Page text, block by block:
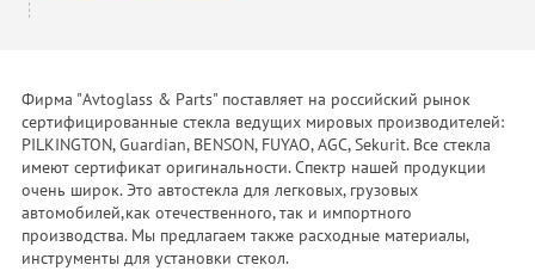
Фирма "Avtoglass & Parts" поставляет на российский рынок
сертифицированные стекла ведущих мировых производителей:
PILKINGTON, Guardian, BENSON, FUYAO, AGC, Sekurit. Все стекла
имеют сертификат оригинальности. Спектр нашей продукции
очень широк. Это автостекла для легковых, грузовых
автомобилей,как отечественного, так и импортного
производства. Мы предлагаем также расходные материалы,
инструменты для установки стекол.